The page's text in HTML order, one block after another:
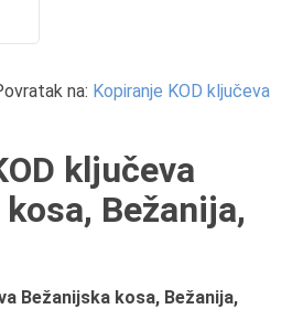
na: Kopiranje KOD ključeva
ključeva
Bežanija,
Bežanijska kosa, Bežanija,